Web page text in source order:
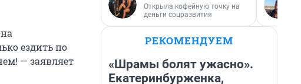
ездить по
— заявляет
Открыла кофейную точку на
деньги соцразвития
РЕКОМЕНДУЕМ
«Шрамы болят ужасно».
Екатеринбурженка,